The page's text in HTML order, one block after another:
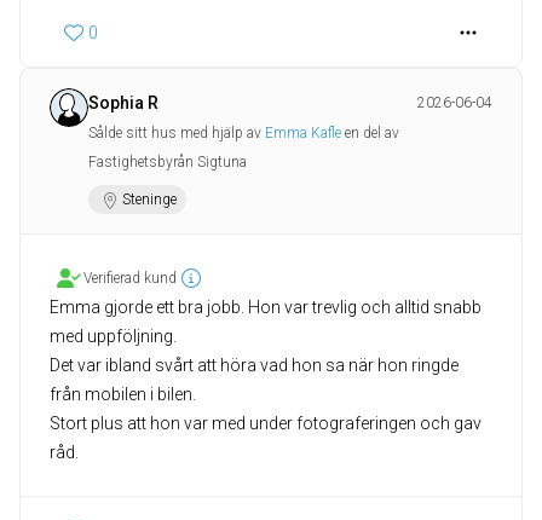
0
Sophia R
2026-06-04
Sålde sitt hus med hjälp av Emma Kafle en del av
Fastighetsbyrån Sigtuna
Steninge
Verifierad kund
Emma gjorde ett bra jobb. Hon var trevlig och alltid snabb
med uppföljning.
Det var ibland svårt att höra vad hon sa när hon ringde
från mobilen i bilen.
Stort plus att hon var med under fotograferingen och gav
råd.